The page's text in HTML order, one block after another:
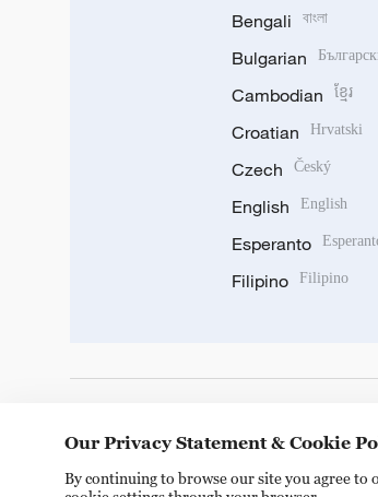
Bengali বাংলা
Bulgarian
Cambodian ខ្មែរ
Croatian Hrvatski
Czech Český
English English
Esperanto
Filipino Filipino
Our Privacy Statement & Cookie
By continuing to browse our site you agree to